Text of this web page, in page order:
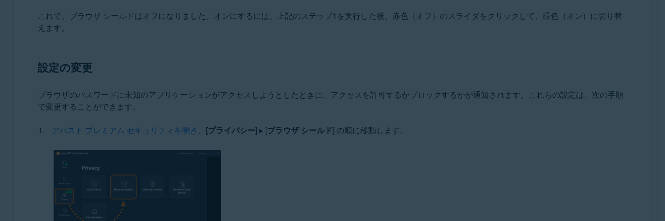
これで、ブラウザ シールドはオフになりました。オンにするには、上記のステップ1を実行した後、赤色（オフ）のスライダをクリックして、緑色（オン）に切り替
えます。
設定の変更
ブラウザのパスワードに未知のアプリケーションがアクセスしようとしたときに、アクセスを許可するかブロックするかが通知されます。これらの設定は、次の手順
で変更することができます。
アバスト プレミアム セキュリティを開き 、[プライバシー] ▸ [ブラウザ シールド] の順に移動します。